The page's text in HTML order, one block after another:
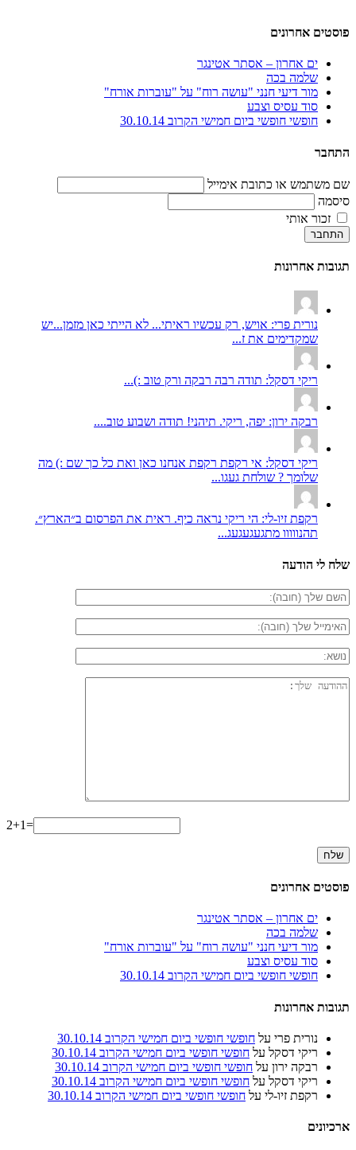
פוסטים אחרונים
ים אחרון – אסתר אטינגר
שלמה בכה
מור דיעי חנני "עושה רוח" על "עוברות אורח"
סוד עסיס וצבע
חופשי חופשי ביום חמישי הקרוב 30.10.14
התחבר
שם משתמש או כתובת אימייל
סיסמה
זכור אותי
התחבר
תגובות אחרונות
נורית פרי: אויש, רק עכשיו ראיתי... לא הייתי כאן מזמן...יש
שמקדימים את ז...
ריקי דסקל: תודה רבה רבקה ורק טוב :)...
רבקה ירון: יפה, ריקי. תיהני! תודה ושבוע טוב....
ריקי דסקל: אי רקפת רקפת אנחנו כאן ואת כל כך שם :) מה
שלומך ? שולחת געגו...
רקפת זיו-לי: הי ריקי נראה כיף. ראית את הפרסום ב״הארץ״.
תהנווווו מתגעגעגעג...
שלח לי הודעה
2+1=
פוסטים אחרונים
ים אחרון – אסתר אטינגר
שלמה בכה
מור דיעי חנני "עושה רוח" על "עוברות אורח"
סוד עסיס וצבע
חופשי חופשי ביום חמישי הקרוב 30.10.14
תגובות אחרונות
נורית פרי על חופשי חופשי ביום חמישי הקרוב 30.10.14
ריקי דסקל על חופשי חופשי ביום חמישי הקרוב 30.10.14
רבקה ירון על חופשי חופשי ביום חמישי הקרוב 30.10.14
ריקי דסקל על חופשי חופשי ביום חמישי הקרוב 30.10.14
רקפת זיו-לי על חופשי חופשי ביום חמישי הקרוב 30.10.14
ארכיונים